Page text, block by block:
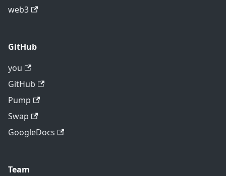
web3
GitHub
you
GitHub
Pump
Swap
GoogleDocs
Team